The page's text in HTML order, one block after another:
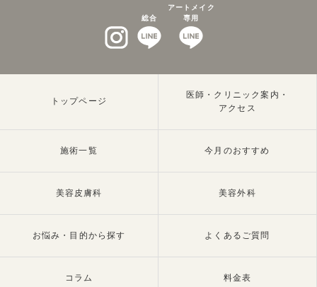
インスタグラム
総合
LINEat
アートメイク
専用
トップページ
医師・クリニック案内・
アクセス
施術一覧 今月のおすすめ
美容皮膚科 美容外科
お悩み・目的から探す よくあるご質問
コラム 料金表